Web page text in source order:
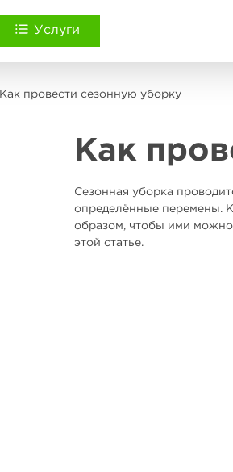
Услуги
Как провести сезонную уборку
Как
Сезонная уборка
определённые перемены.
образом, чтобы ими можно
этой статье.